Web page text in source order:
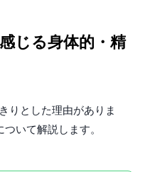
じる身体的・精
りとした理由がありま
いて解説します。